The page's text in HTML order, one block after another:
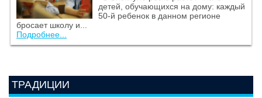
детей, обучающихся на дому: каждый
50-й ребенок в данном регионе
бросает школу и...
Подробнее...
ТРАДИЦИИ